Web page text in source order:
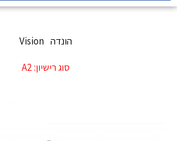
הונדה Vision
סוג רישיון:A2